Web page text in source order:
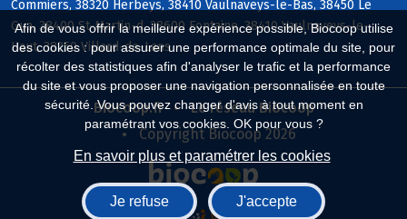
Afin de vous offrir la meilleure expérience possible, Biocoop utilise
des cookies : pour assurer une performance optimale du site, pour
récolter des statistiques afin d'analyser le trafic et la performance
du site et vous proposer une navigation personnalisée en toute
sécurité. Vous pouvez changer d'avis à tout moment en
paramétrant vos cookies. OK pour vous ?
En savoir plus et paramétrer les cookies
Je refuse J'accepte
Commiers, 38320 Herbeys, 38410 Vaulnaveys-le-Bas, 38450 Le
Gua, 38400 St-Martin-d, 38600 Fontaine, 38410 Vaulnaveys-le-
Haut, 38250 Villard-de-Lans
Biocoop.fr
Le réseau Biocoop
Copyright Biocoop 2026